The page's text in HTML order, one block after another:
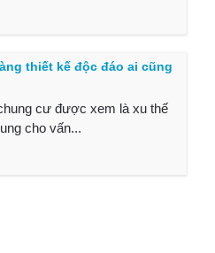
thiết kế độc đáo ai cũng
cư được xem là xu thế
cho vấn...